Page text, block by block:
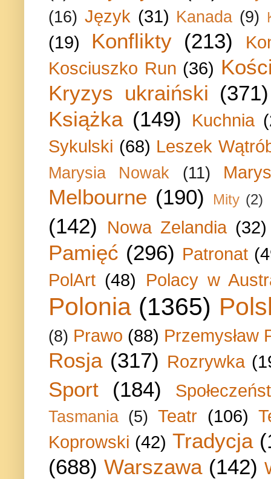
(16) Język (31) Kanada (9)
(19) Konflikty (213)
Kosciuszko Run (36)
Kryzys ukraiński (371)
Książka (149) Kuchnia
Sykulski (68) Leszek
Marysia Nowak (11)
Melbourne (190) Mity (2)
(142) Nowa Zelandia (32)
Pamięć (296) Patronat
PolArt (48) Polacy w
Polonia (1365)
(8) Prawo (88) Przemysław
Rosja (317) Rozrywka
Sport (184)
Tasmania (5) Teatr (106)
Koprowski (42) Tradycja
(688) Warszawa (142)